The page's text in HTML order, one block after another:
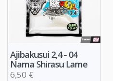
Ajibakusui 2,4 - 04
Nama Shirasu Lame
6,50 €